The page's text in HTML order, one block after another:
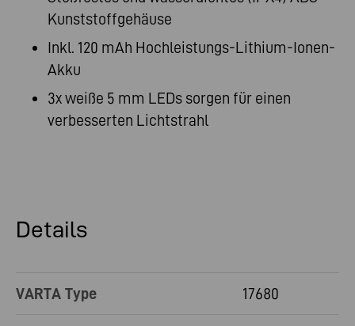
Kunststoffgehäuse
Inkl. 120 mAh Hochleistungs-Lithium-Ionen-
Akku
3x weiße 5 mm LEDs sorgen für einen
verbesserten Lichtstrahl
Details
VARTA Type 17680